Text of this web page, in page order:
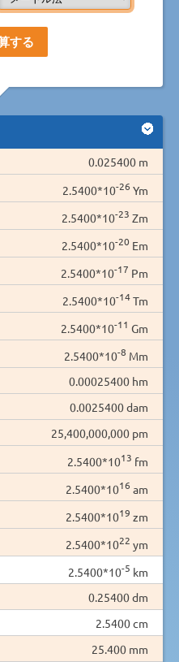
0.025400 m
2.5400*10-26 Ym
2.5400*10-23 Zm
2.5400*10-20 Em
2.5400*10-17 Pm
2.5400*10-14Tm
2.5400*10-11 Gm
2.5400*10-8 Mm
0.00025400 hm
0.0025400 dam
25,400,000,000 pm
2.5400*1013 fm
2.5400*1016 am
2.5400*1019 zm
2.5400*1022 ym
2.5400*10-5 km
0.25400 dm
2.5400 cm
25.400 mm